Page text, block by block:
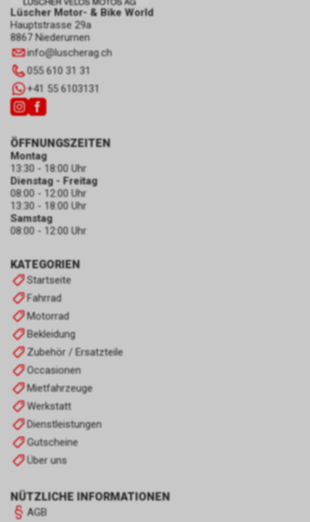
Lüscher Motor- & Bike World
Hauptstrasse 29a
8867 Niederurnen
info@luscherag.ch
055 610 31 31
+41 55 6103131
KATEGORIEN
Startseite
Fahrrad
Motorrad
Bekleidung
Zubehör / Ersatzteile
Occasionen
Mietfahrzeuge
Werkstatt
Dienstleistungen
Gutscheine
Über uns
NÜTZLICHE INFORMATIONEN
AGB
ÖFFNUNGSZEITEN
Montag
13:30 - 18:00 Uhr
Dienstag - Freitag
08:00 - 12:00 Uhr
13:30 - 18:00 Uhr
Samstag
08:00 - 12:00 Uhr